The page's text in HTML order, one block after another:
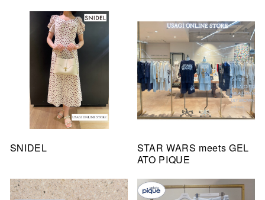
SNIDEL
STAR WARS meets GEL
ATO PIQUE